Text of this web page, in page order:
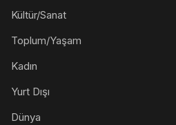
Kültür/Sanat
Toplum/Yaşam
Kadın
Yurt Dışı
Dünya